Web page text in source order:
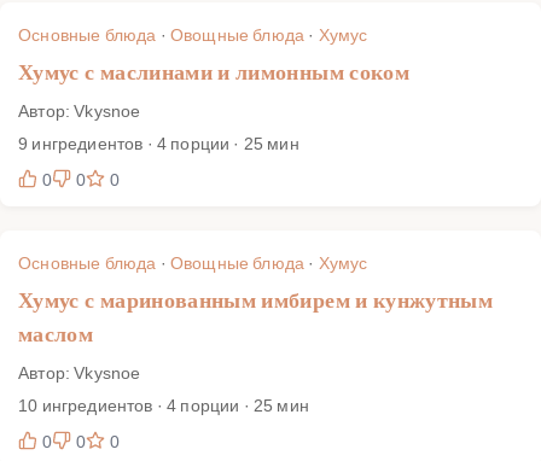
получайте стабильный результат уже с первой попытки.
Основные блюда · Овощные блюда · Хумус
Хумус с маслинами и лимонным соком
Автор: Vkysnoe
9 ингредиентов · 4 порции · 25 мин
0
0 0
Основные блюда · Овощные блюда · Хумус
Хумус с маринованным имбирем и кунжутным
маслом
Автор: Vkysnoe
10 ингредиентов · 4 порции · 25 мин
0
0 0